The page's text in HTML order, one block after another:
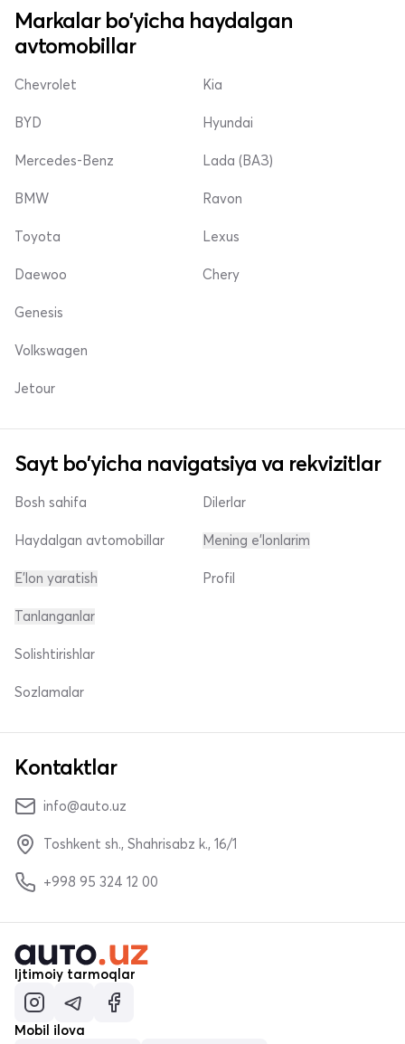
Markalar bo'yicha haydalgan
avtomobillar
Chevrolet
BYD
Mercedes-Benz
Kia
Hyundai
Lada (ВАЗ)
BMW
Toyota
Daewoo
Ravon
Lexus
Chery
Genesis
Volkswagen
Jetour
Sayt bo'yicha navigatsiya va rekvizitlar
Bosh sahifa
Haydalgan avtomobillar
E'lon yaratish
Dilerlar
Mening e'lonlarim
Profil
Tanlanganlar
Solishtirishlar
Sozlamalar
Kontaktlar
info@auto.uz
Toshkent sh., Shahrisabz k., 16/1
+998 95 324 12 00
Ijtimoiy tarmoqlar
Mobil ilova